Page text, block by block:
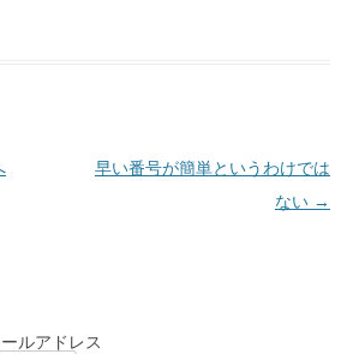
早い番号が簡単というわけでは
ない →
ルアドレス